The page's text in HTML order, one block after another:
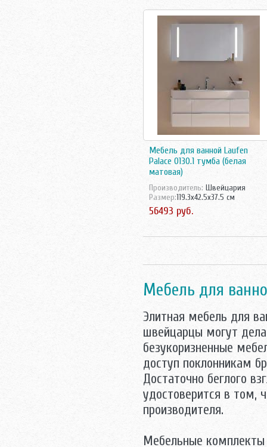
Мебель для ванной Laufen
Palace 0130.1 тумба (белая
матовая)
Производитель: Швейцария
Размер:119.3x42.5x37.5 см
56493 руб.
Mебель для
Элитная мебель для
швейцарцы могут
безукоризненные
доступ поклонникам
Достаточно беглого
удостоверится в том,
производителя.
Мебельные комплекты